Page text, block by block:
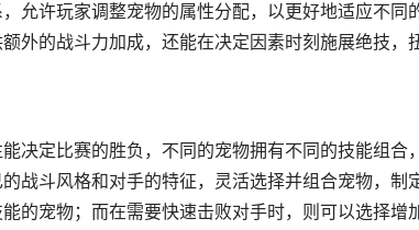
允许玩家调整宠物的属性分配，以更好地适应不同
外的战斗力加成，还能在决定因素时刻施展绝技，
决定比赛的胜负，不同的宠物拥有不同的技能组合
战斗风格和对手的特征，灵活选择并组合宠物，制
的宠物；而在需要快速击败对手时，则可以选择增